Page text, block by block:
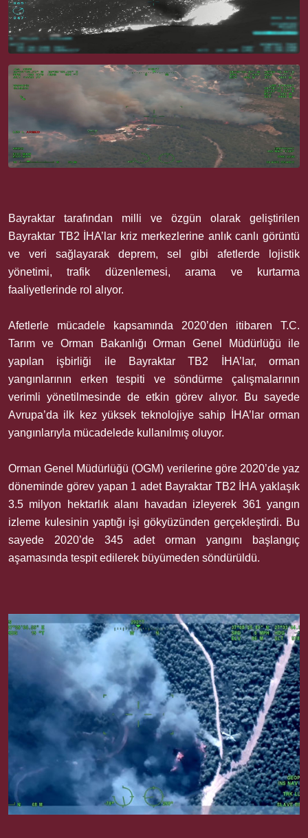
Bayraktar tarafından milli ve özgün olarak geliştirilen
Bayraktar TB2 İHA’lar kriz merkezlerine anlık canlı görüntü
ve veri sağlayarak deprem, sel gibi afetlerde lojistik
yönetimi, trafik düzenlemesi, arama ve kurtarma
faaliyetlerinde rol alıyor.
Afetlerle mücadele kapsamında 2020’den itibaren T.C.
Tarım ve Orman Bakanlığı Orman Genel Müdürlüğü ile
yapılan işbirliği ile Bayraktar TB2 İHA’lar, orman
yangınlarının erken tespiti ve söndürme çalışmalarının
verimli yönetilmesinde de etkin görev alıyor. Bu sayede
Avrupa’da ilk kez yüksek teknolojiye sahip İHA’lar orman
yangınlarıyla mücadelede kullanılmış oluyor.
Orman Genel Müdürlüğü (OGM) verilerine göre 2020’de yaz
döneminde görev yapan 1 adet Bayraktar TB2 İHA yaklaşık
3.5 milyon hektarlık alanı havadan izleyerek 361 yangın
izleme kulesinin yaptığı işi gökyüzünden gerçekleştirdi. Bu
sayede 2020’de 345 adet orman yangını başlangıç
aşamasında tespit edilerek büyümeden söndürüldü.